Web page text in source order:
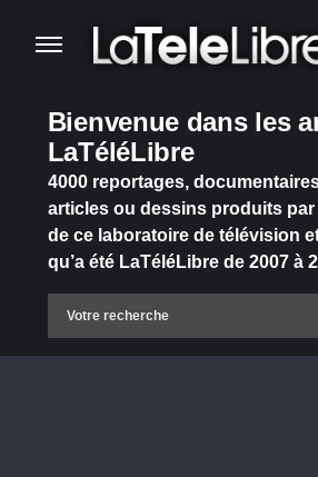
Bienvenue dans les
LaTéléLibre
4000 reportages,
articles ou dessins produits
de ce laboratoire de télévision
qu’a été LaTéléLibre de 2007 à